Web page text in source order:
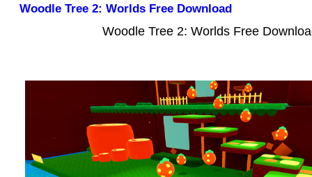
Woodle Tree 2: Worlds Free Download
Woodle Tree 2: Worlds Free